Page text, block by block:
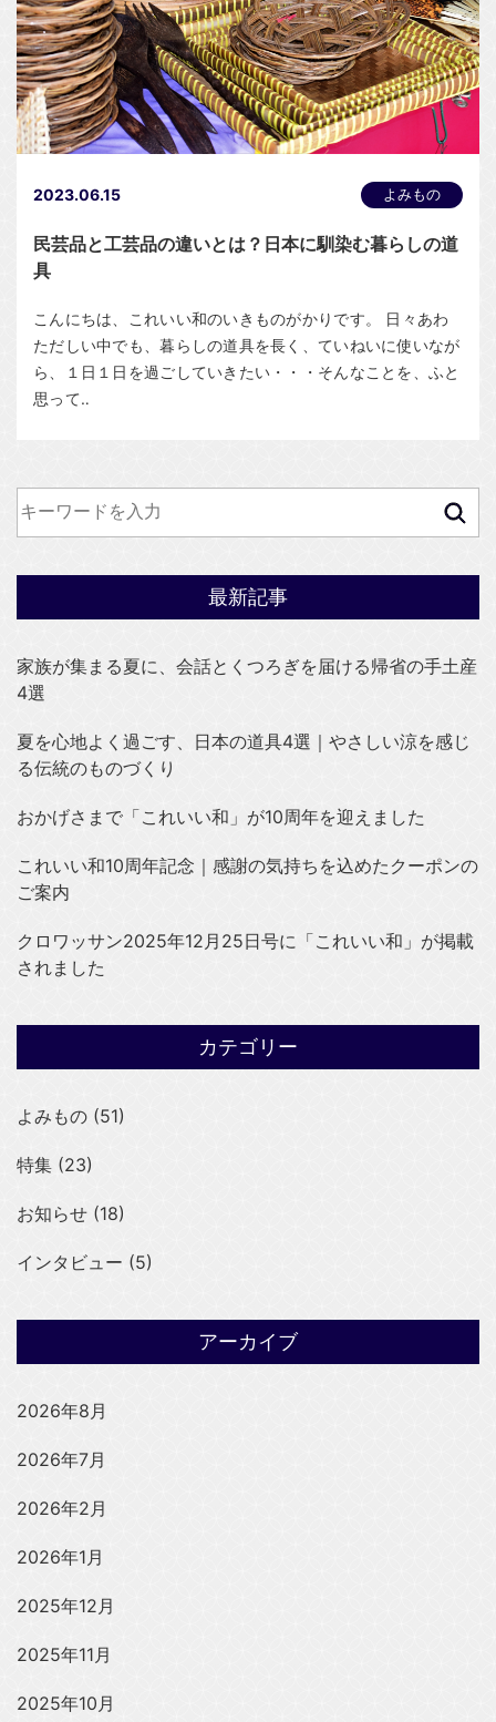
2023.06.15 よみもの
民芸品と工芸品の違いとは？日本に馴染む暮らしの道
具
こんにちは、これいい和のいきものがかりです。 日々あわ
ただしい中でも、暮らしの道具を長く、ていねいに使いなが
ら、１日１日を過ごしていきたい・・・そんなことを、ふと
思って‥
最新記事
家族が集まる夏に、会話とくつろぎを届ける帰省の手土産
4選
夏を心地よく過ごす、日本の道具4選｜やさしい涼を感じ
る伝統のものづくり
おかげさまで「これいい和」が10周年を迎えました
これいい和10周年記念｜感謝の気持ちを込めたクーポンの
ご案内
クロワッサン2025年12月25日号に「これいい和」が掲載
されました
カテゴリー
よみもの (51)
特集 (23)
お知らせ (18)
インタビュー (5)
アーカイブ
2026年8月
2026年7月
2026年2月
2026年1月
2025年12月
2025年11月
2025年10月